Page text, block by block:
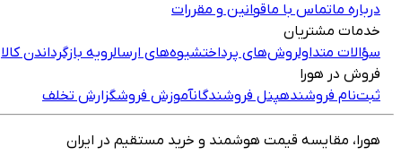
درباره ماتماس با ماقوانین و مقررات
خدمات مشتریان
سؤالات متداولروش‌های پرداختشیوه‌های ارسالرویه بازگرداندن کالا
فروش در هورا
ثبت‌نام فروشندهپنل فروشندگانآموزش فروشگزارش تخلف
هورا، مقایسه قیمت هوشمند و خرید مستقیم در ایران